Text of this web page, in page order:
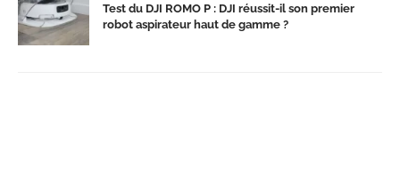
Test du DJI ROMO P : DJI réussit-il son premier
robot aspirateur haut de gamme ?